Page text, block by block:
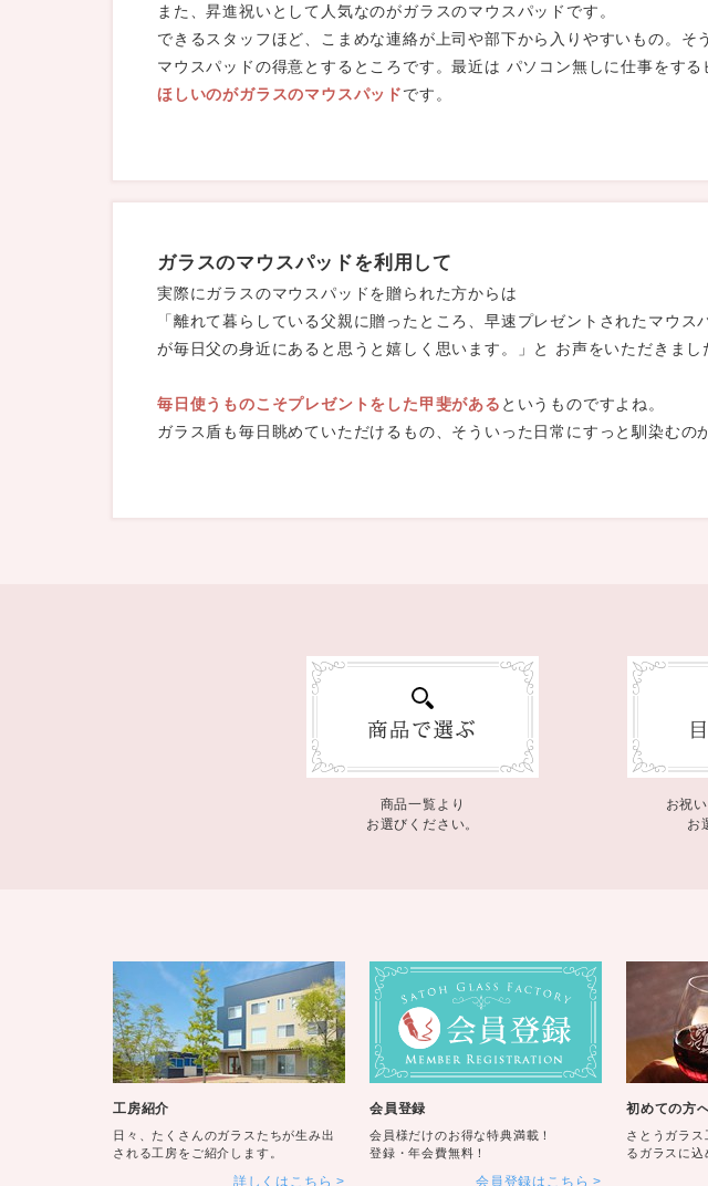
また、昇進祝いとして人気なのがガラスのマウスパッドです。
できるスタッフほど、こまめな連絡が上司や部下から入りやすいもの。
マウスパッドの得意とするところです。最近は パソコン無しに仕事をす
ほしいのがガラスのマウスパッドです。
ガラスのマウスパッドを利用して
実際にガラスのマウスパッドを贈られた方からは
「離れて暮らしている父親に贈ったところ、早速プレゼントされたマウ
が毎日父の身近にあると思うと嬉しく思います。」と お声をいただきまし
毎日使うものこそプレゼントをした甲斐がある というものですよね。
ガラス盾も毎日眺めていただけるもの、そういった日常にすっと馴染むの
商品一覧より
お選びください。
お祝
お
工房紹介
日々、たくさんのガラスたちが生み出
される工房をご紹介します。
詳しくはこちら
会員登録
会員様だけのお得な特典満載！
登録・年会費無料！
会員登録はこちら
初めての方
さとうガラ
るガラスに込